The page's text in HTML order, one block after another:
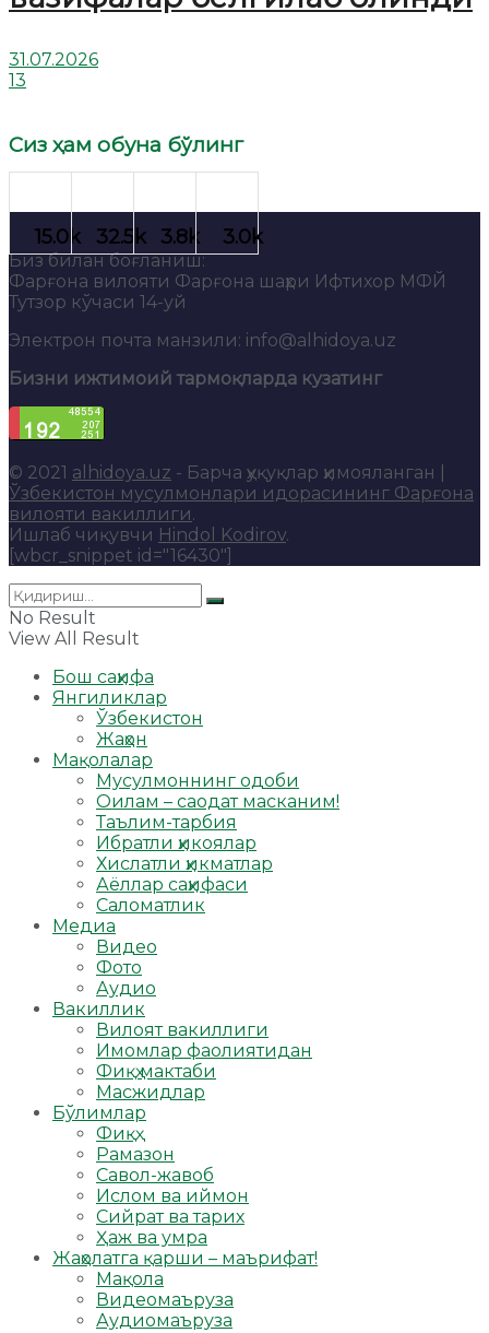
31.07.2026
13
Сиз ҳам обуна бўлинг
Биз билан боғланиш:
Фарғона вилояти Фарғона шаҳри Ифтихор МФЙ
Тутзор кўчаси 14-уй
Электрон почта манзили: info@alhidoya.uz
Бизни ижтимоий тармоқларда кузатинг
© 2021 alhidoya.uz - Барча ҳуқуқлар ҳимояланган |
Ўзбекистон мусулмонлари идорасининг Фарғона
вилояти вакиллиги.
Ишлаб чиқувчи Hindol Kodirov.
[wbcr_snippet id="16430"]
No Result
View All Result
Бош саҳифа
Янгиликлар
Ўзбекистон
Жаҳон
Мақолалар
Мусулмоннинг одоби
Оилам – саодат масканим!
Таълим-тарбия
Ибратли ҳикоялар
Хислатли ҳикматлар
Аёллар саҳифаси
Саломатлик
Медиа
Видео
Фото
Аудио
Вакиллик
Вилоят вакиллиги
Имомлар фаолиятидан
Фиқҳ мактаби
Масжидлар
Бўлимлар
Фиқҳ
Рамазон
Савол-жавоб
Ислом ва иймон
Сийрат ва тарих
Ҳаж ва умра
Жаҳолатга қарши – маърифат!
Мақола
Видеомаъруза
Аудиомаъруза